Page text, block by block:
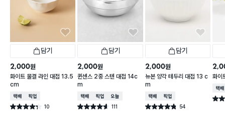
담기
2,000원
화이트 물결 라인 대접 13.5
cm
택배배송매장픽업
별점 4.3점 10
건 작성
담기
2,000원
퀸센스 2중 스텐 대접 14c
m
택배배송매장픽업오늘배송
별점 4.6점 111
건 작성
담기
2,000원
뉴본 양각 테두리 대접 13 c
m
택배배송매장픽업
별점 4.8점 54
건 작성
화이
택배
별점